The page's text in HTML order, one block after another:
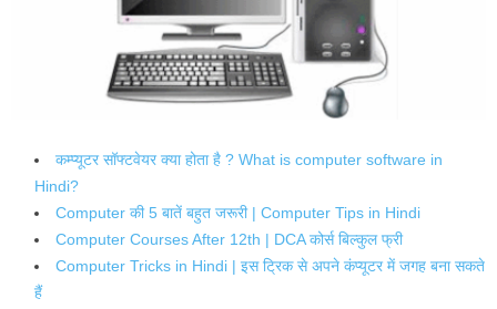
कम्प्यूटर सॉफ्टवेयर क्या होता है ? What is computer software in
Hindi?
Computer की 5 बातें बहुत जरूरी | Computer Tips in Hindi
Computer Courses After 12th | DCA कोर्स बिल्कुल फ्री
Computer Tricks in Hindi | इस ट्रिक से अपने कंप्यूटर में जगह बना सकते
हैं